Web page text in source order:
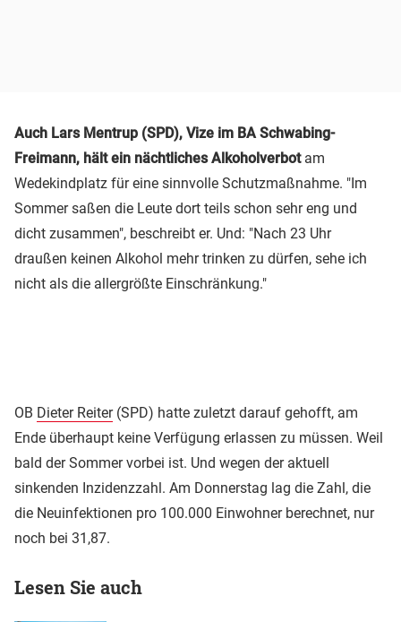
Auch Lars Mentrup (SPD), Vize im BA Schwabing-
Freimann, hält ein nächtliches Alkoholverbot am
Wedekindplatz für eine sinnvolle Schutzmaßnahme. "Im
Sommer saßen die Leute dort teils schon sehr eng und
dicht zusammen", beschreibt er. Und: "Nach 23 Uhr
draußen keinen Alkohol mehr trinken zu dürfen, sehe ich
nicht als die allergrößte Einschränkung."
OB Dieter Reiter(SPD) hatte zuletzt darauf gehofft, am
Ende überhaupt keine Verfügung erlassen zu müssen. Weil
bald der Sommer vorbei ist. Und wegen der aktuell
sinkenden Inzidenzzahl. Am Donnerstag lag die Zahl, die
die Neuinfektionen pro 100.000 Einwohner berechnet, nur
noch bei 31,87.
Lesen Sie auch